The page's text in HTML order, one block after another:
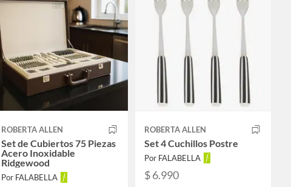
ROBERTA ALLEN
Set de Cubiertos 75 Piezas
Acero Inoxidable
Ridgewood
Por FALABELLA
ROBERTA ALLEN
Set 4 Cuchillos Postre
Por FALABELLA
$ 6.990